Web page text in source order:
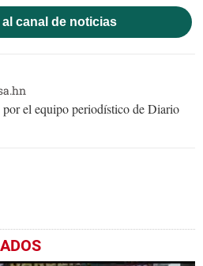
al canal de noticias
el equipo periodístico de Diario